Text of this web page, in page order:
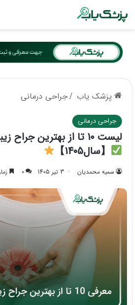
پزشک یاب /جراحی درمانی
جراحی درمانی
لیست 10 تا از بهترین جراح زیبایی زنان در تبریز
【سال1405】
سمیه محمدیان 3 تیر 1405 0